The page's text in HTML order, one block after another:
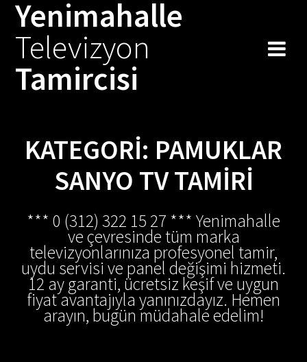
Skip
to
Yenimahalle
Televizyon
Tamircisi
KATEGORI: PAMUKLAR
SANYO TV TAMIRI
*** 0 (312) 322 15 27 *** Yenimahalle
ve çevresinde tüm marka
televizyonlarınıza profesyonel tamir,
uydu servisi ve panel değişimi hizmeti.
12 ay garanti, ücretsiz keşif ve uygun
fiyat avantajıyla yanınızdayız. Hemen
arayın, bugün müdahale edelim!